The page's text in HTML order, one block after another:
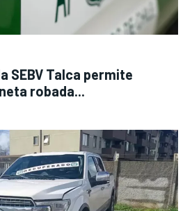
SEBV Talca permite
robada...